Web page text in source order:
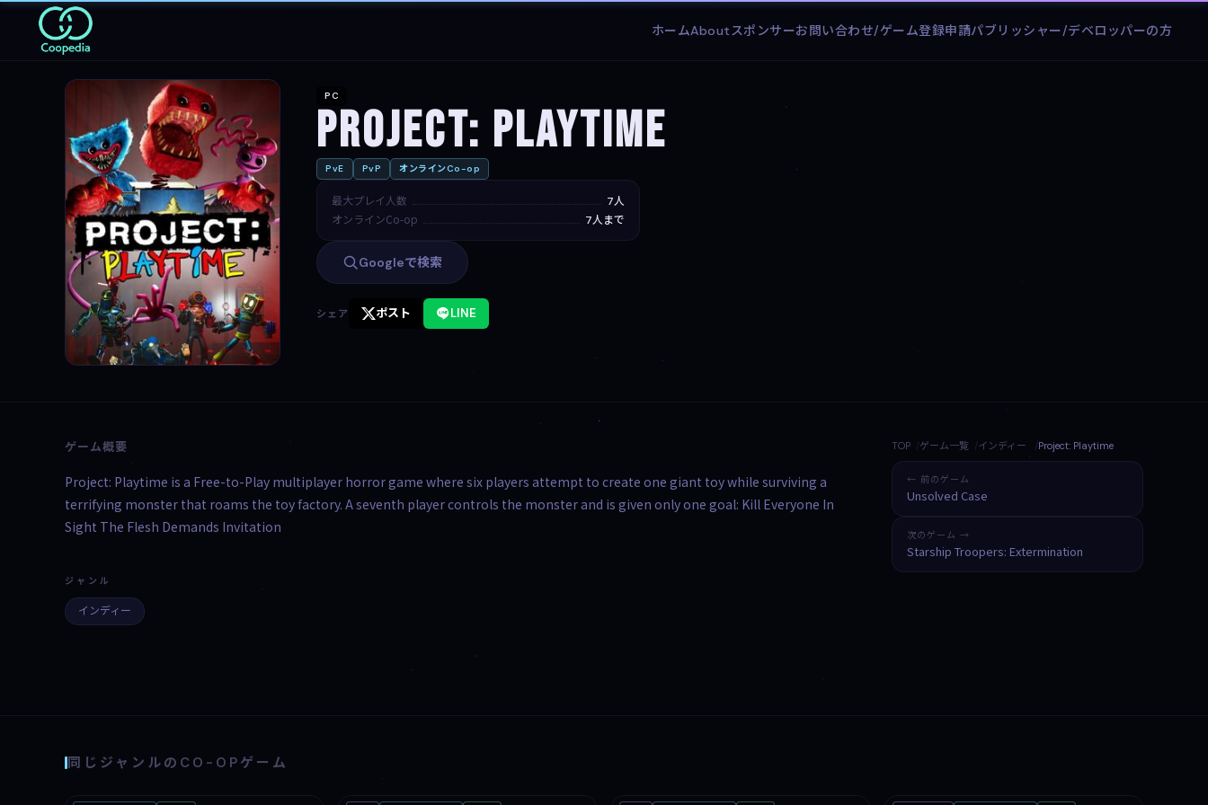
ホームAboutスポンサーお問い合わせ/ゲーム登録申請パブリッシャー/デベロッパーの方
PC
Project: Playtime
PvE PvP オンラインCo-op
最大プレイ人数 7人
オンラインCo-op 7人まで
Googleで検索
シェア ポスト LINE
ゲーム概要
Project: Playtime is a Free-to-Play multiplayer horror game where six players attempt to create one giant toy while surviving a
terrifying monster that roams the toy factory. A seventh player controls the monster and is given only one goal: Kill Everyone In
Sight The Flesh Demands Invitation
ジャンル
インディー
TOP ゲーム一覧 インディー Project: Playtime
← 前のゲーム
Unsolved Case
次のゲーム →
Starship Troopers: Extermination
同じジャンルのCO-OPゲーム